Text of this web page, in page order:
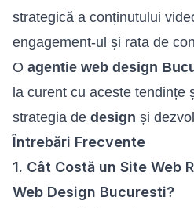
strategică a conținutului
engagement-ul și rata de
O agentie web design
la curent cu aceste tendințe
strategia de design și
Întrebări Frecvente
1. Cât Costă un Site Web
Web Design Bucuresti?